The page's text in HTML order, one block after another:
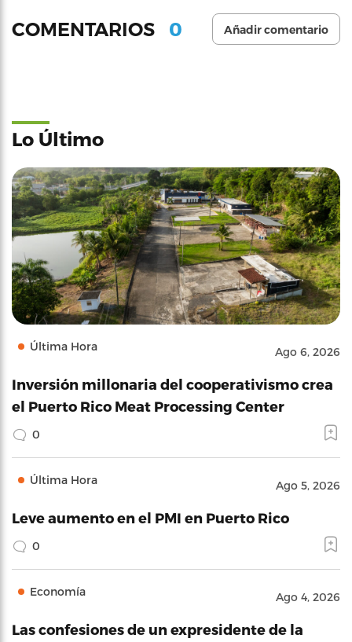
COMENTARIOS 0 Añadir comentario
Lo Último
Última Hora Ago 6, 2026
Inversión millonaria del cooperativismo crea
el Puerto Rico Meat Processing Center
0
Última Hora Ago 5, 2026
Leve aumento en el PMI en Puerto Rico
0
Economía Ago 4, 2026
Las confesiones de un expresidente de la